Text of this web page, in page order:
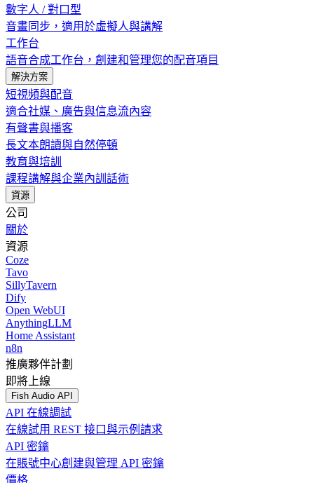
數字人 / 對口型
音畫同步，適用於虛擬人與講解
工作台
語音合成工作台，創建和管理您的配音項目
解決方案
短視頻與配音
適合社媒、廣告與信息流內容
有聲書與播客
長文本朗讀與自然停頓
教育與培訓
課程講解與企業內訓話術
資源
公司
關於
資源
Coze
Tavo
SillyTavern
Dify
Open WebUI
AnythingLLM
Home Assistant
n8n
推廣夥伴計劃
即將上線
Fish Audio API
API 在線調試
在線試用 REST 接口與示例請求
API 密鑰
在賬號中心創建與管理 API 密鑰
價格